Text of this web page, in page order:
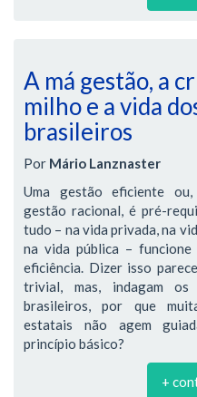
A má gestão, a
milho e a vida
brasileiros
Por Mário Lanznaster
Uma gestão eficiente ou,
gestão racional, é pré-
tudo – na vida privada, na
na vida pública – funcione
eficiência. Dizer isso
trivial, mas, indagam os
brasileiros, por que
estatais não agem
princípio básico?
+